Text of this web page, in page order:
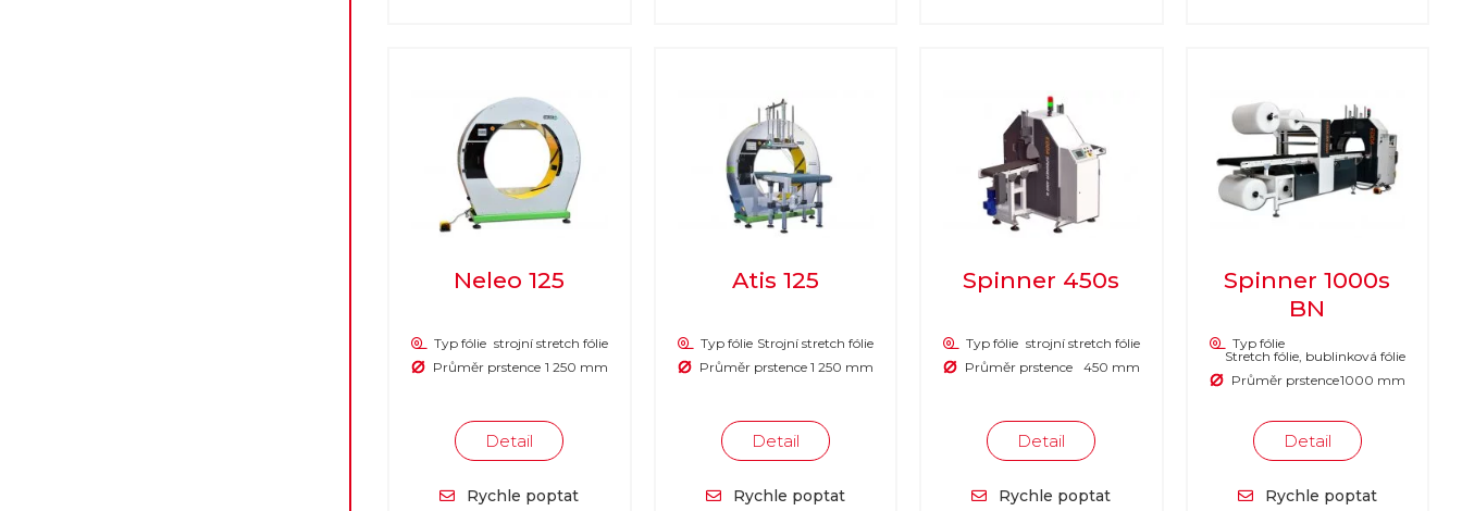
Neleo 125
Typ fólie strojní stretch fólie
Průměr prstence 1 250 mm
Detail
Rychle poptat
Atis 125
Typ fólie Strojní stretch fólie
Průměr prstence 1 250 mm
Detail
Rychle poptat
Spinner 450s
Typ fólie strojní stretch fólie
Průměr prstence
450 mm
Detail
Rychle poptat
Spinner 1000s
BN
Typ fólie
Stretch fólie, bublinková fólie
Průměr prstence1000 mm
Detail
Rychle poptat